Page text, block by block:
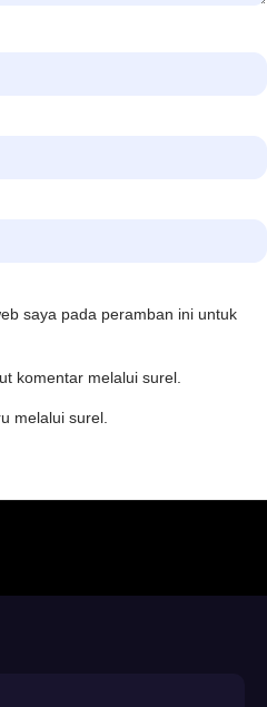
saya pada peramban ini untuk
komentar melalui surel.
melalui surel.